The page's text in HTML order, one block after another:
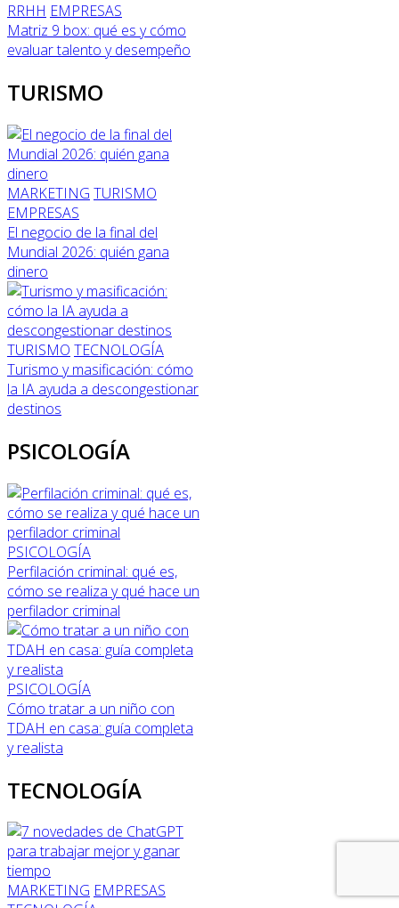
RRHH EMPRESAS
Matriz 9 box: qué es y cómo
evaluar talento y desempeño
TURISMO
MARKETING TURISMO
EMPRESAS
El negocio de la final del
Mundial 2026: quién gana
dinero
TURISMO TECNOLOGÍA
Turismo y masificación: cómo
la IA ayuda a descongestionar
destinos
PSICOLOGÍA
PSICOLOGÍA
Perfilación criminal: qué es,
cómo se realiza y qué hace un
perfilador criminal
PSICOLOGÍA
Cómo tratar a un niño con
TDAH en casa: guía completa
y realista
TECNOLOGÍA
MARKETING EMPRESAS